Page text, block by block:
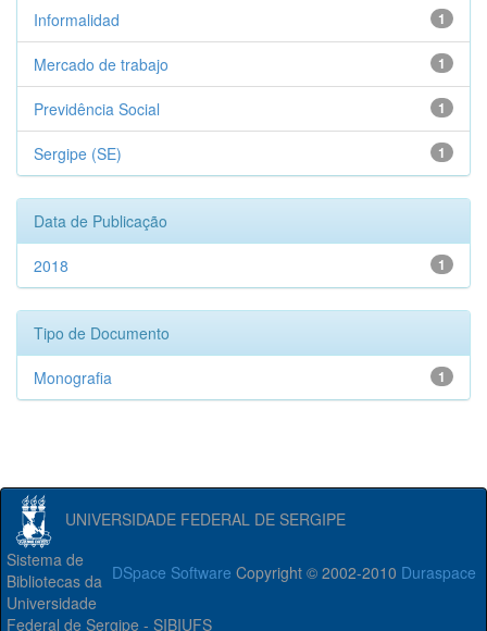
1
Informalidad
1
Mercado de trabajo
1
Previdência Social
1
Sergipe (SE)
Data de Publicação
1
2018
Tipo de Documento
1
Monografia
UNIVERSIDADE FEDERAL DE SERGIPE
DSpace Software Copyright © 2002-2010 Duraspace
Sistema de
Bibliotecas da
Universidade
Federal de Sergipe - SIBIUFS